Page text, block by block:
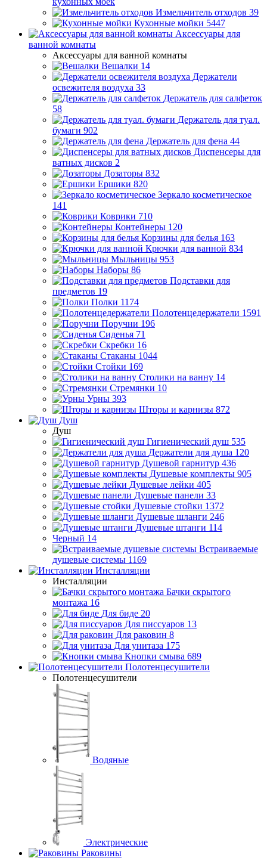
Измельчитель отходов 39
Кухонные мойки 5447
Аксессуары для
ванной комнаты
Аксессуары для ванной комнаты
Вешалки 14
Держатели
освежителя воздуха 33
Держатель для салфеток
58
Держатель для туал.
бумаги 902
Держатель для фена 44
Диспенсеры для
ватных дисков 2
Дозаторы 832
Ершики 820
Зеркало косметическое
141
Коврики 710
Контейнеры 120
Корзины для белья 163
Крючки для ванной 834
Мыльницы 953
Наборы 86
Подставки для
предметов 19
Полки 1174
Полотенцедержатели 1591
Поручни 196
Сиденья 71
Скребки 16
Стаканы 1044
Стойки 169
Столики на ванну 14
Стремянки 10
Урны 393
Шторы и карнизы 872
Душ
Душ
Гигиенический душ 535
Держатели для душа 120
Душевой гарнитур 436
Душевые комплекты 905
Душевые лейки 405
Душевые панели 33
Душевые стойки 1372
Душевые шланги 246
Душевые штанги 114
Черный 14
Встраиваемые
душевые системы 1169
Инсталляции
Инсталляции
Бачки скрытого
монтажа 16
Для биде 20
Для писсуаров 13
Для раковин 8
Для унитаза 175
Кнопки смыва 689
Полотенцесушители
Полотенцесушители
Водяные
Электрические
Раковины